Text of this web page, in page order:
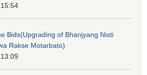
Bids(Upgrading of Bhanjyang Nisti
Rakse Motarbato)